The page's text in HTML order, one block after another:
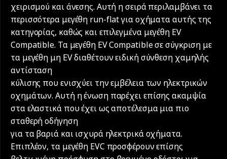
χειρισμού και άνεσης. Αυτή η σειρά περιλαμβάνει τα
περισσότερα μεγέθη run-flat για οχήματα αυτής της
κατηγορίας, καθώς και επιλεγμένα μεγέθη EV
Compatible. Τα μεγέθη EV Compatible σε σύγκριση με
τα μεγέθη μη EV διαθέτουν ειδική σύνθεση χαμηλής
αντίσταση
κύλισης που ενισχύει την εμβέλεια των ηλεκτρικών
οχημάτων. Αυτή η ένωση παρέχει επίσης ακαμψία
στα ελαστικά που έχει ως αποτέλεσμα μια πιο
σταθερή οδήγηση
για τα βαριά και ισχυρά ηλεκτρικά οχήματα.
Επιπλέον, τα μεγέθη EVC προσφέρουν επίσης